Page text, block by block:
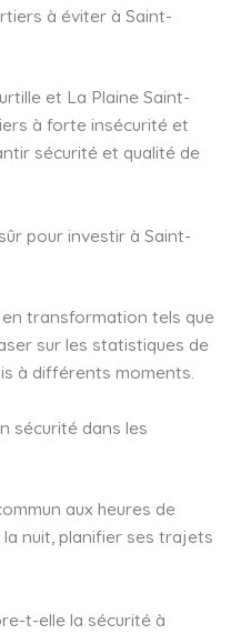
à éviter à Saint-
et La Plaine Saint-
à forte insécurité et
sécurité et qualité de
pour investir à Saint-
transformation tels que
sur les statistiques de
à différents moments.
sécurité dans les
aux heures de
nuit, planifier ses trajets
t-elle la sécurité à